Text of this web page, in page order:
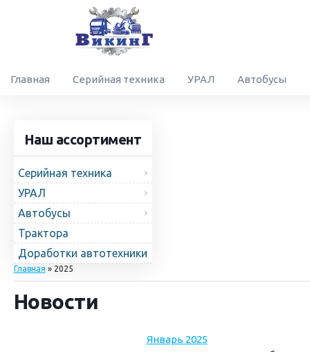
Главная Серийная техника УРАЛ Автобусы
Наш ассортимент
Серийная техника
УРАЛ
Автобусы
Трактора
Доработки автотехники
Главная » 2025
Новости
Январь 2025